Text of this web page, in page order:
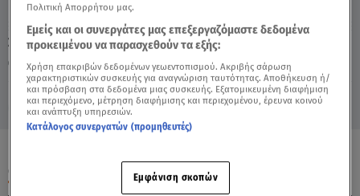
Σάββατο 8 Αυγούστου 2026
07.02.23, 23:09 MEDIA
ΟΛΑ ΤΑ ΒΙΝΤΕΟ
Πολιτική Απορρήτου μας.
Εμείς και οι συνεργάτες μας επεξεργαζόμαστε δεδομένα
προκειμένου να παρασχεθούν τα εξής:
Χρήση επακριβών δεδομένων γεωεντοπισμού. Ακριβής σάρωση
χαρακτηριστικών συσκευής για αναγνώριση ταυτότητας. Αποθήκευση ή/
και πρόσβαση στα δεδομένα μιας συσκευής. Εξατομικευμένη διαφήμιση
και περιεχόμενο, μέτρηση διαφήμισης και περιεχομένου, έρευνα κοινού
και ανάπτυξη υπηρεσιών.
Κατάλογος συνεργατών (προμηθευτές)
Εμφάνιση σκοπών